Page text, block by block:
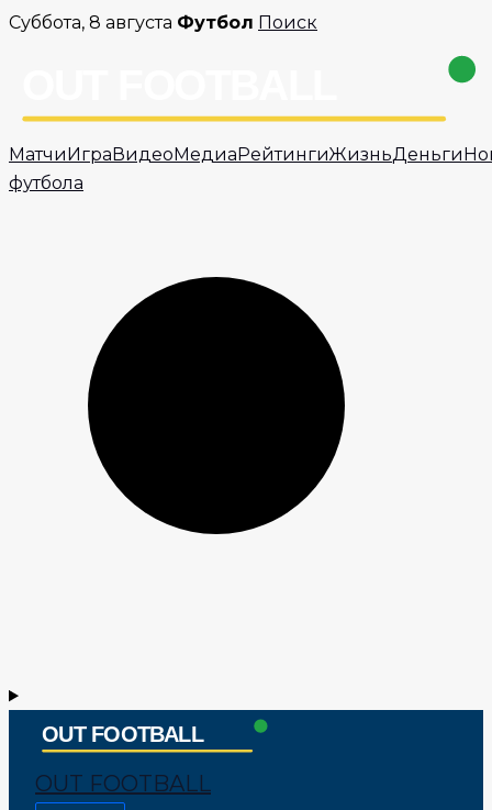
Перейти
Суббота, 8 августа Футбол Поиск
Матчи Игра Видео Медиа РейтингиЖизньДеньги
футбола
OUT FOOTBALL